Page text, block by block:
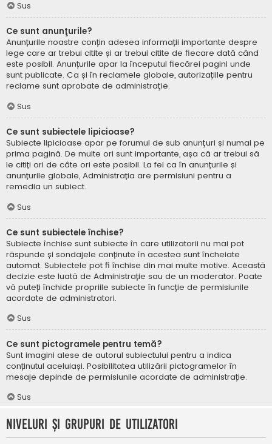
Sus
Ce sunt anunţurile?
Anunțurile noastre conțin adesea informații importante despre
lege care ar trebui citite și ar trebui citite de fiecare dată când
este posibil. Anunțurile apar la începutul fiecărei pagini unde
sunt publicate. Ca și în reclamele globale, autorizațiile pentru
reclame sunt aprobate de administraţie.
Sus
Ce sunt subiectele lipicioase?
Subiecte lipicioase apar pe forumul de sub anunţuri și numai pe
prima pagină. De multe ori sunt importante, așa că ar trebui să
le citiți ori de câte ori este posibil. La fel ca în anunțurile și
anunțurile globale, Administrația are permisiuni pentru a
remedia un subiect.
Sus
Ce sunt subiectele închise?
Subiecte închise sunt subiecte în care utilizatorii nu mai pot
răspunde și sondajele conținute în acestea sunt încheiate
automat. Subiectele pot fi închise din mai multe motive. Această
decizie este luată de Administrație sau de un moderator. Poate
vă puteți închide propriile subiecte în funcție de permisiunile
acordate de administratori.
Sus
Ce sunt pictogramele pentru temă?
Sunt imagini alese de autorul subiectului pentru a indica
conținutul aceluiași. Posibilitatea utilizării pictogramelor în
mesaje depinde de permisiunile acordate de administrație.
Sus
Niveluri și grupuri de utilizatori